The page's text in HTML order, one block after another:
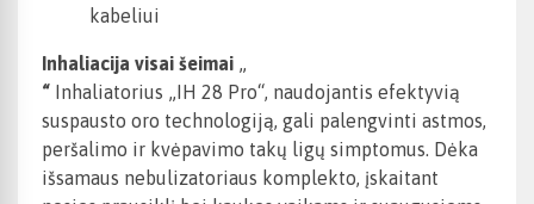
kabeliui
Inhaliacija visai šeimai „
“ Inhaliatorius „IH 28 Pro“, naudojantis efektyvią
suspausto oro technologiją, gali palengvinti astmos,
peršalimo ir kvėpavimo takų ligų simptomus. Dėka
išsamaus nebulizatoriaus komplekto, įskaitant